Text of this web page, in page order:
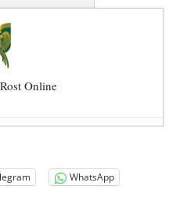
Online
despre
Volodymyr
2026
Națiunea
WhatsApp